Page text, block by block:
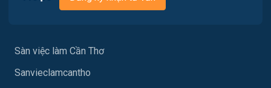
Ngành khác
Việc làm Sóc Trăng
Việc làm Mỹ Xuyên
Sàn việc làm Cần Thơ
Sanvieclamcantho